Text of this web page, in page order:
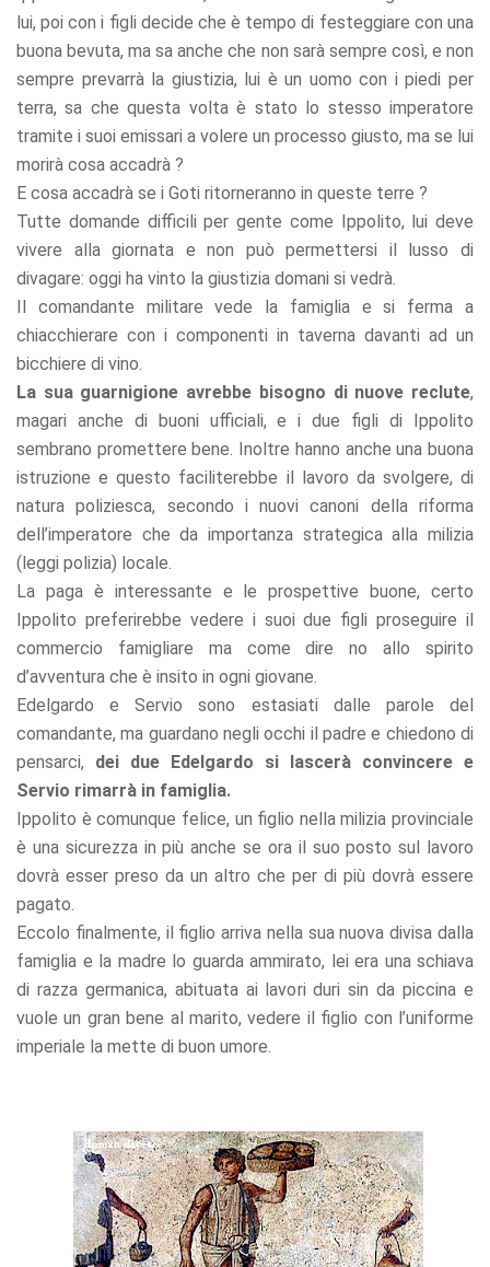
lui, poi con i figli decide che è tempo di festeggiare con una
buona bevuta, ma sa anche che non sarà sempre così, e non
sempre prevarrà la giustizia, lui è un uomo con i piedi per
terra, sa che questa volta è stato lo stesso imperatore
tramite i suoi emissari a volere un processo giusto, ma se lui
morirà cosa accadrà ?
E cosa accadrà se i Goti ritorneranno in queste terre ?
Tutte domande difficili per gente come Ippolito, lui deve
vivere alla giornata e non può permettersi il lusso di
divagare: oggi ha vinto la giustizia domani si vedrà.
Il comandante militare vede la famiglia e si ferma a
chiacchierare con i componenti in taverna davanti ad un
bicchiere di vino.
La sua guarnigione avrebbe bisogno di nuove reclute,
magari anche di buoni ufficiali, e i due figli di Ippolito
sembrano promettere bene. Inoltre hanno anche una buona
istruzione e questo faciliterebbe il lavoro da svolgere, di
natura poliziesca, secondo i nuovi canoni della riforma
dell’imperatore che da importanza strategica alla milizia
(leggi polizia) locale.
La paga è interessante e le prospettive buone, certo
Ippolito preferirebbe vedere i suoi due figli proseguire il
commercio famigliare ma come dire no allo spirito
d’avventura che è insito in ogni giovane.
Edelgardo e Servio sono estasiati dalle parole del
comandante, ma guardano negli occhi il padre e chiedono di
pensarci, dei due Edelgardo si lascerà convincere e
Servio rimarrà in famiglia.
Ippolito è comunque felice, un figlio nella milizia provinciale
è una sicurezza in più anche se ora il suo posto sul lavoro
dovrà esser preso da un altro che per di più dovrà essere
pagato.
Eccolo finalmente, il figlio arriva nella sua nuova divisa dalla
famiglia e la madre lo guarda ammirato, lei era una schiava
di razza germanica, abituata ai lavori duri sin da piccina e
vuole un gran bene al marito, vedere il figlio con l’uniforme
imperiale la mette di buon umore.